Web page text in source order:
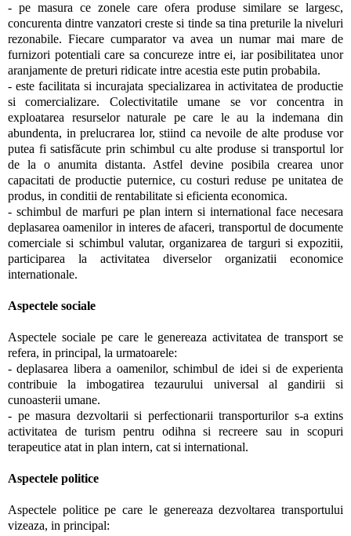
- pe masura ce zonele care ofera produse similare se largesc,
concurenta dintre vanzatori creste si tinde sa tina preturile la niveluri
rezonabile. Fiecare cumparator va avea un numar mai mare de
furnizori potentiali care sa concureze intre ei, iar posibilitatea unor
aranjamente de preturi ridicate intre acestia este putin probabila.
- este facilitata si incurajata specializarea in activitatea de productie
si comercializare. Colectivitatile umane se vor concentra in
exploatarea resurselor naturale pe care le au la indemana din
abundenta, in prelucrarea lor, stiind ca nevoile de alte produse vor
putea fi satisfăcute prin schimbul cu alte produse si transportul lor
de la o anumita distanta. Astfel devine posibila crearea unor
capacitati de productie puternice, cu costuri reduse pe unitatea de
produs, in conditii de rentabilitate si eficienta economica.
- schimbul de marfuri pe plan intern si international face necesara
deplasarea oamenilor in interes de afaceri, transportul de documente
comerciale si schimbul valutar, organizarea de targuri si expozitii,
participarea la activitatea diverselor organizatii economice
internationale.
Aspectele sociale
Aspectele sociale pe care le genereaza activitatea de transport se
refera, in principal, la urmatoarele:
- deplasarea libera a oamenilor, schimbul de idei si de experienta
contribuie la imbogatirea tezaurului universal al gandirii si
cunoasterii umane.
- pe masura dezvoltarii si perfectionarii transporturilor s-a extins
activitatea de turism pentru odihna si recreere sau in scopuri
terapeutice atat in plan intern, cat si international.
Aspectele politice
Aspectele politice pe care le genereaza dezvoltarea transportului
vizeaza, in principal: